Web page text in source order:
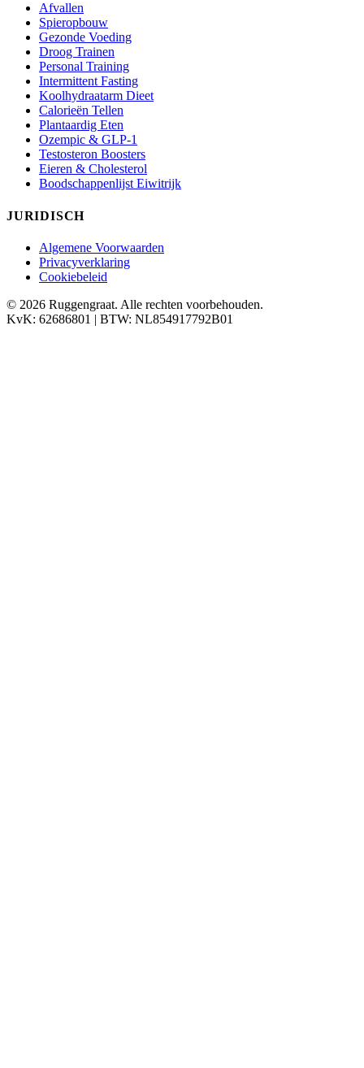
Afvallen
Spieropbouw
Gezonde Voeding
Droog Trainen
Personal Training
Intermittent Fasting
Koolhydraatarm Dieet
Calorieën Tellen
Plantaardig Eten
Ozempic & GLP-1
Testosteron Boosters
Eieren & Cholesterol
Boodschappenlijst Eiwitrijk
JURIDISCH
Algemene Voorwaarden
Privacyverklaring
Cookiebeleid
© 2026 Ruggengraat. Alle rechten voorbehouden.
KvK: 62686801 | BTW: NL854917792B01